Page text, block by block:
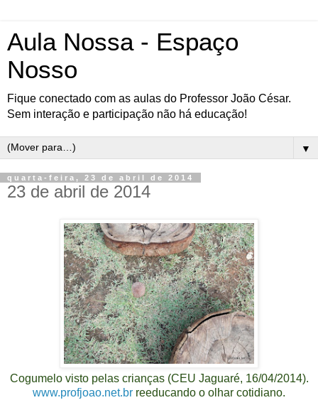
Aula Nossa - Espaço
Nosso
Fique conectado com as aulas do Professor João César.
Sem interação e participação não há educação!
▼
quarta-feira, 23 de abril de 2014
23 de abril de 2014
Cogumelo visto pelas crianças (CEU Jaguaré, 16/04/2014).
www.profjoao.net.br reeducando o olhar cotidiano.